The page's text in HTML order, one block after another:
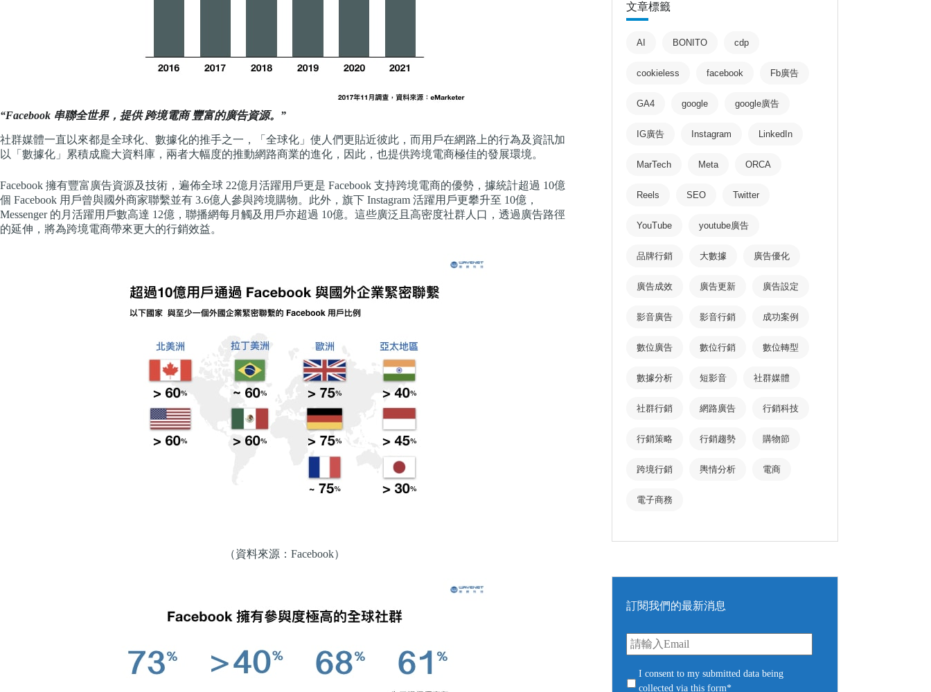
“Facebook 串聯全世界，提供 跨境電商 豐富的廣告資源。”
社群媒體一直以來都是全球化、數據化的推手之一，「全球化」使人們更貼近彼此，而用戶在網路上的行為及資訊加
以「數據化」累積成龐大資料庫，兩者大幅度的推動網路商業的進化，因此，也提供跨境電商極佳的發展環境。
Facebook 擁有豐富廣告資源及技術，遍佈全球 22億月活躍用戶更是 Facebook 支持跨境電商的優勢，據統計超過 10億
個 Facebook 用戶曾與國外商家聯繫並有 3.6億人參與跨境購物。此外，旗下 Instagram 活躍用戶更攀升至 10億，
Messenger 的月活躍用戶數高達 12億，聯播網每月觸及用戶亦超過 10億。這些廣泛且高密度社群人口，透過廣告路徑
的延伸，將為跨境電商帶來更大的行銷效益。
（資料來源：Facebook）
文章標籤
AI BONITO cdp
cookieless facebook Fb廣告
GA4 google google廣告
IG廣告 Instagram LinkedIn
MarTech Meta ORCA
Reels SEO Twitter
YouTube youtube廣告
品牌行銷 大數據 廣告優化
廣告成效 廣告更新 廣告設定
影音廣告 影音行銷 成功案例
數位廣告 數位行銷 數位轉型
數據分析 短影音 社群媒體
社群行銷 網路廣告 行銷科技
行銷策略 行銷趨勢 購物節
跨境行銷 輿情分析 電商
電子商務
訂閱我們的最新消息
E
m
a
lo
I consent to my submitted data being
collected via this form*